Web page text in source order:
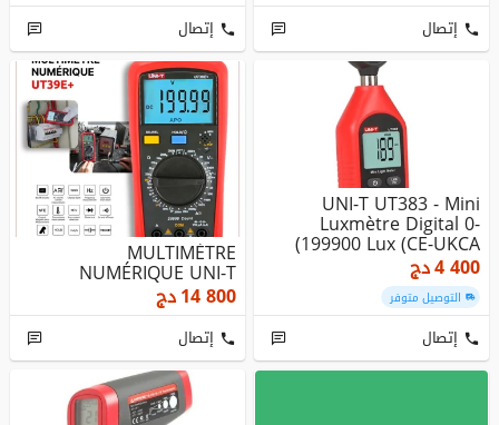
إتصال إتصال
UNI-T UT383 - Mini
Luxmètre Digital 0-
199900 Lux (CE-UKCA)
4 400دج
التوصيل متوفر
إتصال
MULTIMÈTRE
NUMÉRIQUE UNI-T
14 800دج
إتصال